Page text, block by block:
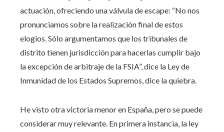
actuación, ofreciendo una válvula de escape: “No nos
pronunciamos sobre la realización final de estos
elogios. Sólo argumentamos que los tribunales de
distrito tienen jurisdicción para hacerlas cumplir bajo
la excepción de arbitraje de la FSIA”, dice la Ley de
Inmunidad de los Estados Supremos, dice la quiebra.
He visto otra victoria menor en España, pero se puede
considerar muy relevante. En primera instancia, la ley